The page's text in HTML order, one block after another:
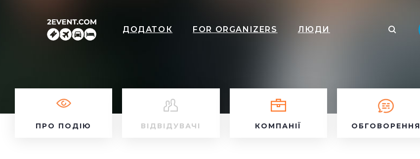
ДОДАТОК FOR ORGANIZERS ЛЮДИ
ПРО ПОДІЮ ВІДВІДУВАЧІ КОМПАНІЇ ОБГОВОРЕННЯ